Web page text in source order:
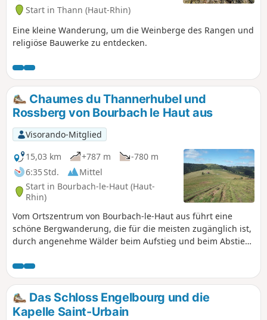
Start in Thann (Haut-Rhin)
Eine kleine Wanderung, um die Weinberge des Rangen und
religiöse Bauwerke zu entdecken.
Chaumes du Thannerhubel und
Rossberg von Bourbach le Haut aus
Visorando-Mitglied
15,03 km
+787 m
-780 m
6:35 Std.
Mittel
Start in Bourbach-le-Haut (Haut-
Rhin)
Vom Ortszentrum von Bourbach-le-Haut aus führt eine
schöne Bergwanderung, die für die meisten zugänglich ist,
durch angenehme Wälder beim Aufstieg und beim Abstieg
von wo aus man herrliche 360°-Ausblicke auf die Berner
Alpen (Eiger, Mönch, Jungfrau...) sogar das Mont-Blanc-
Massiv, den Schwarzwald und das Vogesenmassiv (Grand
Ballon, Markstein...)
Das Schloss Engelbourg und die
Kapelle Saint-Urbain